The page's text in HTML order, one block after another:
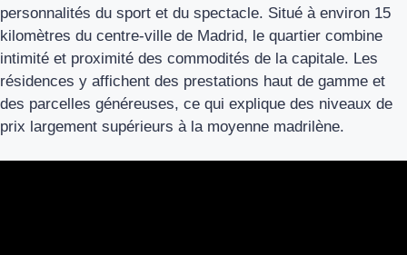
personnalités du sport et du spectacle. Situé à environ 15
kilomètres du centre-ville de Madrid, le quartier combine
intimité et proximité des commodités de la capitale. Les
résidences y affichent des prestations haut de gamme et
des parcelles généreuses, ce qui explique des niveaux de
prix largement supérieurs à la moyenne madrilène.